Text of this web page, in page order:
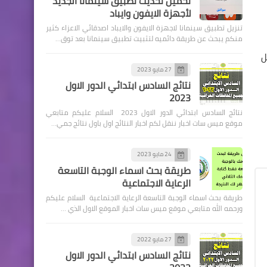
لأجهزة الايفون وايباد
تنزيل تطبيق سينمانا لاجهزة الايفون والايباد اصدقائي الاعزاء كثير
منكم يبحث عن طريقة دائميه لتثبيت تطبيق سينمانا بعد توق…
27 مايو 2023
نتائج السادس ابتدائي الدور الاول
2023
نتائج السادس ابتدائي الدور الاول 2023 السلام عليكم متابعي
موقع ميس سات اخبار ننقل لكم اخبار النتائج اول باول نتائج جمي…
24 مايو 2023
طريقة بحث اسماء الوجبة التاسعة
الرعاية الاجتماعية
طريقة بحث اسماء الوجبة التاسعة الرعاية الاجتماعية السلام عليكم
ورحمه الله متابعي موقع ميس سات اخبار الموقع الاول الذي …
27 مايو 2022
نتائج السادس ابتدائي الدور الاول
اسماء االرعاية الاجتماعية
وزير العمل يبحث تقاطع البيانات
لمستفيدي الرعايه الاجتماعيه
اخبار وقرارت التربية
لتلاميذ الصفوف غير المنتهية